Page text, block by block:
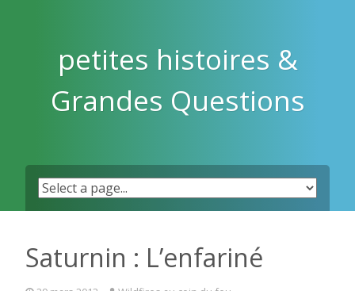
petites histoires &
Grandes Questions
Saturnin : L’enfariné